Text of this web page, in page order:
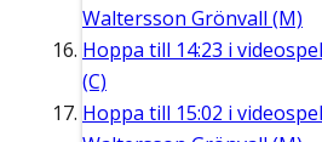
Waltersson Grönvall (M)
Hoppa till 14:23 i
(C)
Hoppa till 15:02 i